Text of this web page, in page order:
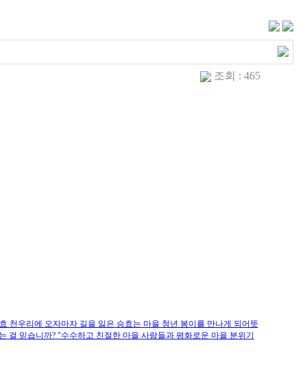
조회 : 465
천우리에 오자마자 길을 잃은 승효는 마을 청년 봉이를 만나게 되어뜻
믿습니까? "수수하고 친절한 마을 사람들과 평화로운 마을 분위기